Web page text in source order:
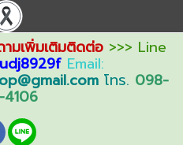
มเพิ่มเติมติดต่อ>>> Line
Email:
โทร. 098-
4106